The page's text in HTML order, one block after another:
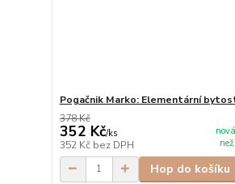
Pogačnik Marko: Elementární
378 Kč
352 Kč/ks
352 Kč bez DPH
Hop do košíku